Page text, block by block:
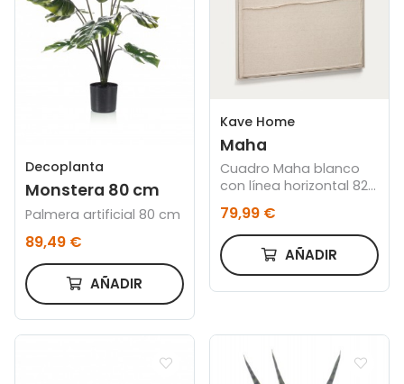
Decoplanta
Monstera 80 cm
Palmera artificial 80 cm
89,49 €
AÑADIR
Kave Home
Maha
Cuadro Maha blanco
con línea horizontal 82 x
102 cm
79,99 €
AÑADIR